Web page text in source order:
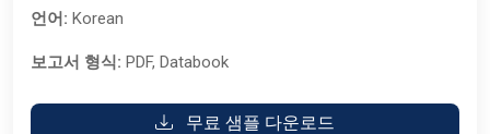
언어: Korean
보고서 형식: PDF, Databook
무료 샘플 다운로드